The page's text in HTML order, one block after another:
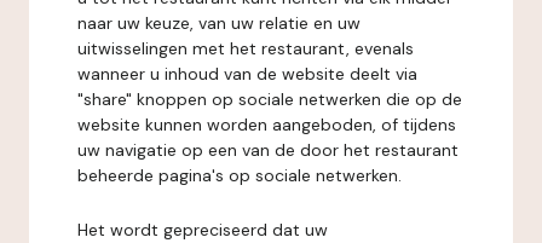
naar uw keuze, van uw relatie en uw
uitwisselingen met het restaurant, evenals
wanneer u inhoud van de website deelt via
"share" knoppen op sociale netwerken die op de
website kunnen worden aangeboden, of tijdens
uw navigatie op een van de door het restaurant
beheerde pagina's op sociale netwerken.
Het wordt gepreciseerd dat uw